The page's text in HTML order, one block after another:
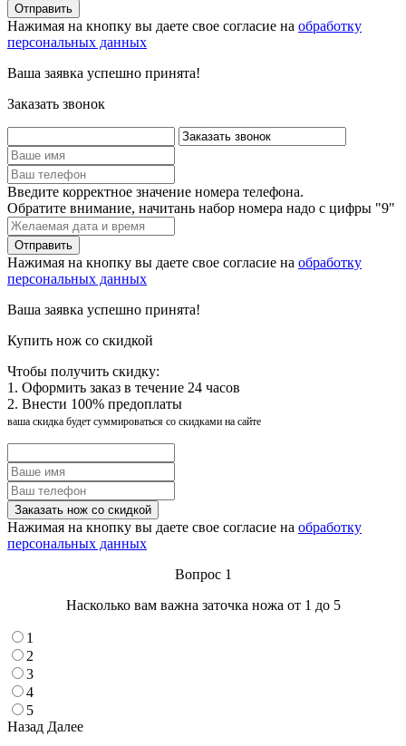
Нажимая на кнопку вы даете свое согласие на обработку
персональных данных
Ваша заявка успешно принята!
Заказать звонок
Введите корректное значение номера телефона.
Обратите внимание, начитань набор номера надо с цифры "9"
Нажимая на кнопку вы даете свое согласие на обработку
персональных данных
Ваша заявка успешно принята!
Купить нож со скидкой
Чтобы получить скидку:
1. Оформить заказ в течение 24 часов
2. Внести 100% предоплаты
ваша скидка будет суммироваться со скидками на сайте
Нажимая на кнопку вы даете свое согласие на обработку
персональных данных
Вопрос 1
Насколько вам важна заточка ножа от 1 до 5
1
2
3
4
5
Назад Далее